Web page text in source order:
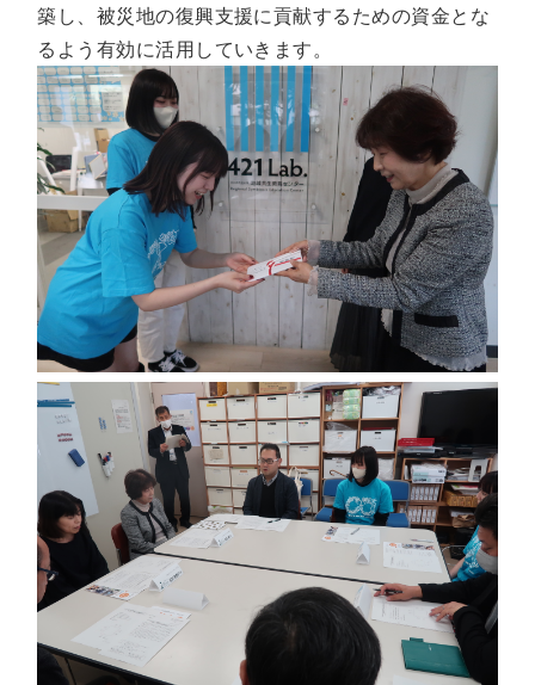
築し、被災地の復興支援に貢献するための資金とな
るよう有効に活用していきます。